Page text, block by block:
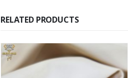
RELATED PRODUCTS